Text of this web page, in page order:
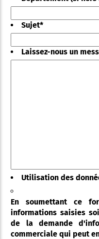
Sujet*
Laissez-nous un
Utilisation des
En soumettant ce
informations saisies
de la demande
commerciale qui peut